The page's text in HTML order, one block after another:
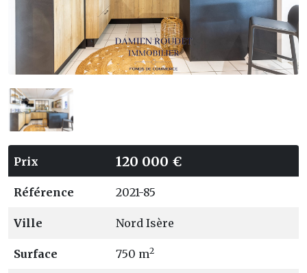
Prix 120 000 €
Référence 2021-85
Ville Nord Isère
Surface 750 m2